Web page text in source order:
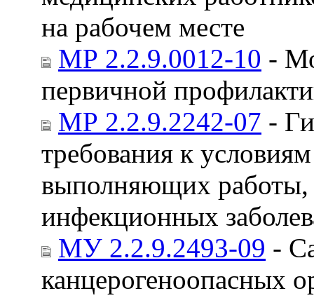
на рабочем месте
МР 2.2.9.0012-10 -
первичной
МР 2.2.9.2242-07 -
требования к
выполняющих работы,
инфекционных
МУ 2.2.9.2493-09 -
канцерогеноопасных